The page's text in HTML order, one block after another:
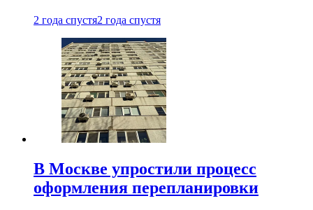
2 года спустя2 года спустя
В Москве упростили процесс
оформления перепланировки